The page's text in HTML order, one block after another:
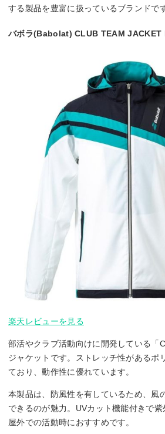
する製品を豊富に扱っているブランドで
バボラ(Babolat) CLUB TEAM JACKET
楽天レビューを見る
部活やクラブ活動向けに開発している「
ジャケットです。ストレッチ性があるポ
ており、動作性に優れています。
本製品は、防風性を有しているため、風
できるのが魅力。UVカット機能付きで紫
屋外での活動時におすすめです。